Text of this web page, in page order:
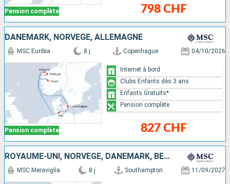
Pension complète 798 CHF
DANEMARK, NORVÈGE, ALLEMAGNE
Pension complète
MSC Euribia 8 j Copenhague 04/10/2026
827 CHF
Internet à bord
Clubs Enfants dès 3 ans
Enfants Gratuits*
Pension complète
ROYAUME-UNI, NORVÈGE, DANEMARK, BELGIQUE
MSC Meraviglia 8 j Southampton 11/09/2027